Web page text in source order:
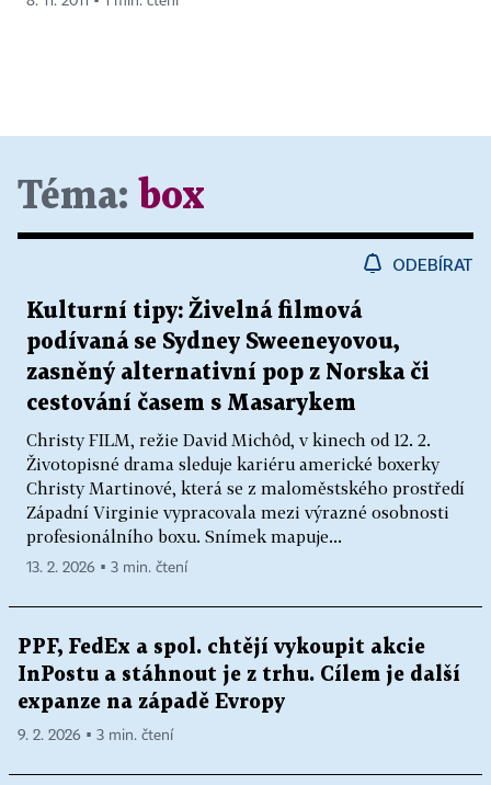
Téma: box
ODEBÍRAT
Kulturní tipy: Živelná filmová
podívaná se Sydney Sweeneyovou,
zasněný alternativní pop z Norska či
cestování časem s Masarykem
Christy FILM, režie David Michôd, v kinech od 12. 2.
Životopisné drama sleduje kariéru americké boxerky
Christy Martinové, která se z maloměstského prostředí
Západní Virginie vypracovala mezi výrazné osobnosti
profesionálního boxu. Snímek mapuje...
13. 2. 2026 ▪ 3 min. čtení
PPF, FedEx a spol. chtějí vykoupit akcie
InPostu a stáhnout je z trhu. Cílem je další
expanze na západě Evropy
9. 2. 2026 ▪ 3 min. čtení